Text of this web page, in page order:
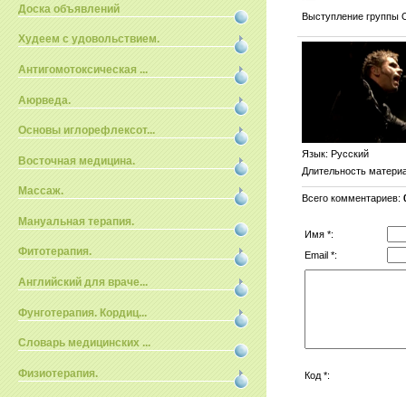
Доска объявлений
Худеем с удовольствием.
Антигомотоксическая ...
Аюрведа.
Основы иглорефлексот...
Восточная медицина.
Массаж.
Мануальная терапия.
Фитотерапия.
Английский для враче...
Фунготерапия. Кордиц...
Словарь медицинских ...
Физиотерапия.
Выступление группы
Язык: Русский
Длительность
Всего комментариев:
Имя *:
Email *:
Код *: